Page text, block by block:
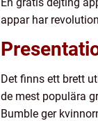
appar har
Det finns ett brett
de mest populära
Bumble ger